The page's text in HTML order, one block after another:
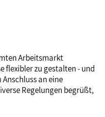
Arbeitsmarkt
flexibler zu gestalten - und
an eine
Regelungen begrüßt,